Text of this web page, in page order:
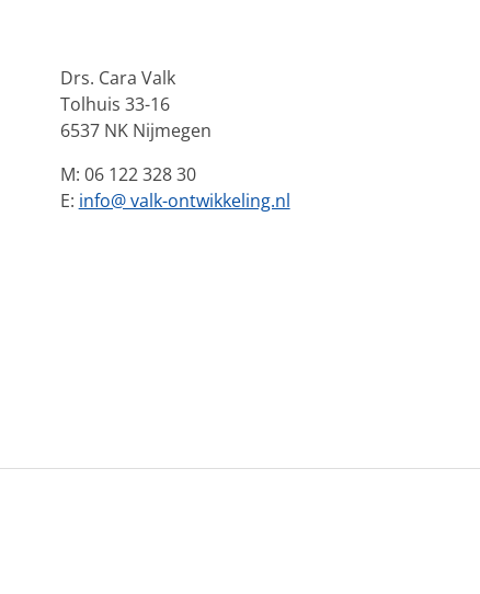
Drs. Cara Valk
Tolhuis 33-16
6537 NK Nijmegen
M: 06 122 328 30
E: info@ valk-ontwikkeling.nl